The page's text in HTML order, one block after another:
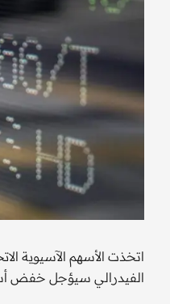
اتخذت الأسهم الآسيوية
الفيدرالي سيؤجل خفض